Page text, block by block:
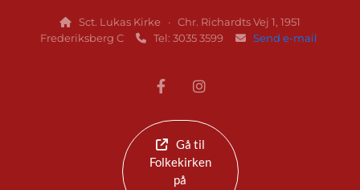

Sct. Lukas Kirke · Chr. Richardts Vej 1, 1951
Frederiksberg C
 Tel: 3035 3599  Send e-mail
Gå til
Folkekirken
på